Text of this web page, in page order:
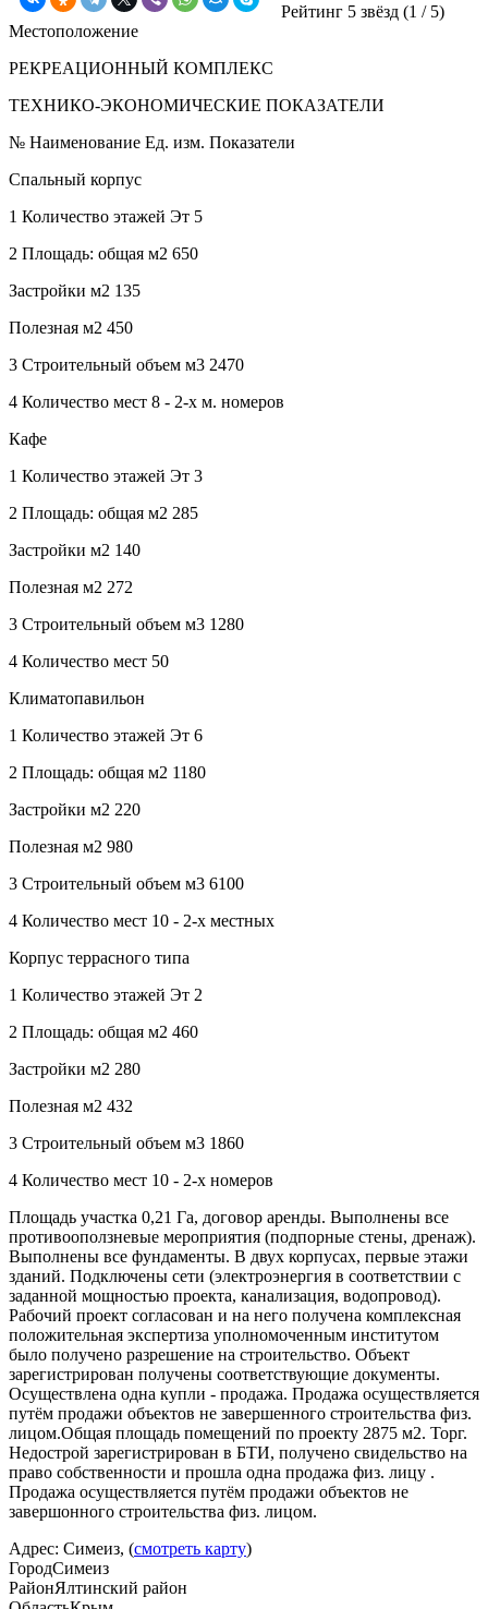
Рейтинг 5 звёзд (1 / 5)
Местоположение
РЕКРЕАЦИОННЫЙ КОМПЛЕКС
ТЕХНИКО-ЭКОНОМИЧЕСКИЕ ПОКАЗАТЕЛИ
№ Наименование Ед. изм. Показатели
Спальный корпус
1 Количество этажей Эт 5
2 Площадь: общая м2 650
Застройки м2 135
Полезная м2 450
3 Строительный объем м3 2470
4 Количество мест 8 - 2-х м. номеров
Кафе
1 Количество этажей Эт 3
2 Площадь: общая м2 285
Застройки м2 140
Полезная м2 272
3 Строительный объем м3 1280
4 Количество мест 50
Климатопавильон
1 Количество этажей Эт 6
2 Площадь: общая м2 1180
Застройки м2 220
Полезная м2 980
3 Строительный объем м3 6100
4 Количество мест 10 - 2-х местных
Корпус террасного типа
1 Количество этажей Эт 2
2 Площадь: общая м2 460
Застройки м2 280
Полезная м2 432
3 Строительный объем м3 1860
4 Количество мест 10 - 2-х номеров
Площадь участка 0,21 Га, договор аренды. Выполнены все
противооползневые мероприятия (подпорные стены, дренаж).
Выполнены все фундаменты. В двух корпусах, первые этажи
зданий. Подключены сети (электроэнергия в соответствии с
заданной мощностью проекта, канализация, водопровод).
Рабочий проект согласован и на него получена комплексная
положительная экспертиза уполномоченным институтом
было получено разрешение на строительство. Объект
зарегистрирован получены соответствующие документы.
Осуществлена одна купли - продажа. Продажа осуществляется
путём продажи объектов не завершенного строительства физ.
лицом.Общая площадь помещений по проекту 2875 м2. Торг.
Недострой зарегистрирован в БТИ, получено свидельство на
право собственности и прошла одна продажа физ. лицу .
Продажа осуществляется путём продажи объектов не
завершонного строительства физ. лицом.
Адрес: Симеиз, (смотреть карту)
ГородСимеиз
РайонЯлтинский район